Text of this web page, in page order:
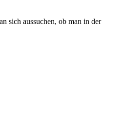
sich aussuchen, ob man in der